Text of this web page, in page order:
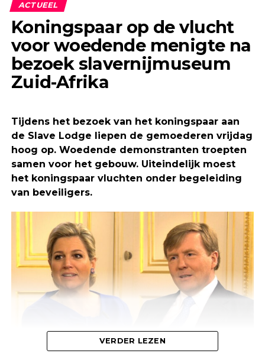
Deze methode houdt in dat je op een dag alles
droomlichaam te bemachtigen.”
ACTUEEL
Koningspaar op de vlucht
voor woedende menigte na
bezoek slavernijmuseum
Zuid-Afrika
Tijdens het bezoek van het koningspaar aan
de Slave Lodge liepen de gemoederen vrijdag
hoog op. Woedende demonstranten troepten
samen voor het gebouw. Uiteindelijk moest
het koningspaar vluchten onder begeleiding
van beveiligers.
VERDER LEZEN